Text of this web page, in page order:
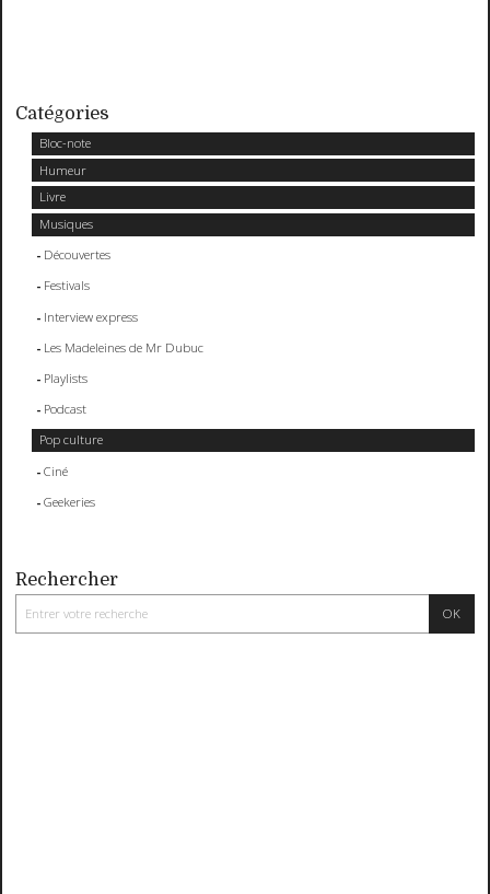
Catégories
Bloc-note
Humeur
Livre
Musiques
Découvertes
Festivals
Interview express
Les Madeleines de Mr Dubuc
Playlists
Podcast
Pop culture
Ciné
Geekeries
Rechercher